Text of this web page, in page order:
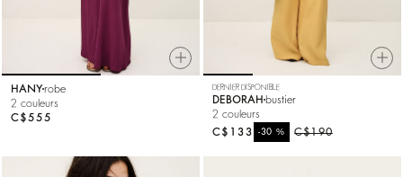
HANYrobe
2 couleurs
C$555
DERNIER DISPONIBLE
DEBORAH bustier
2 couleurs
C$190
-30%
C$133